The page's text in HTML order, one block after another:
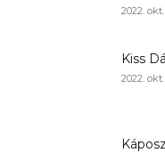
2022. okt.
Kiss
2022. okt.